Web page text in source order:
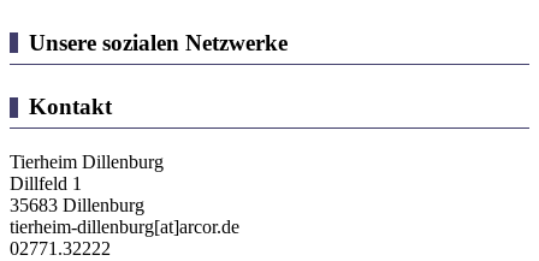
Unsere sozialen Netzwerke
Kontakt
Tierheim Dillenburg
Dillfeld 1
35683 Dillenburg
tierheim-dillenburg[at]arcor.de
02771.32222